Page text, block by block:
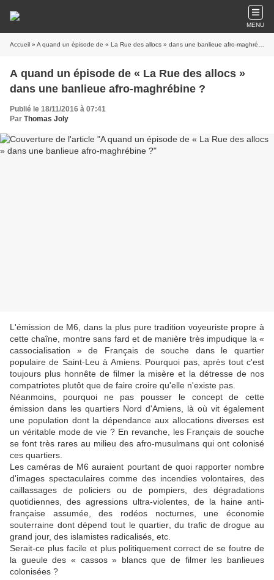
MENU
Accueil » A quand un épisode de « La Rue des allocs » dans une banlieue afro-maghrébine ?
A quand un épisode de « La Rue des allocs »
dans une banlieue afro-maghrébine ?
Publié le 18/11/2016 à 07:41
Par Thomas Joly
L'émission de M6, dans la plus pure tradition voyeuriste propre à
cette chaîne, montre sans fard et de manière très impudique la «
cassocialisation » de Français de souche dans le quartier
populaire de Saint-Leu à Amiens. Pourquoi pas, après tout c'est
toujours plus honnête de filmer la misère et la détresse de nos
compatriotes plutôt que de faire croire qu'elle n'existe pas.
Néanmoins, pourquoi ne pas pousser le concept de cette
émission dans les quartiers Nord d'Amiens, là où vit également
une population dont la dépendance aux allocations diverses est
un véritable mode de vie ? En revanche, les Français de souche
se font très rares au milieu des afro-musulmans qui ont colonisé
ces quartiers.
Les caméras de M6 auraient pourtant de quoi rapporter nombre
d'images spectaculaires comme des incendies volontaires, des
caillassages de policiers ou de pompiers, des dégradations
quotidiennes, des agressions ultra-violentes, de la haine anti-
française assumée, des rodéos nocturnes, une économie
souterraine dont dépend tout le quartier, du trafic de drogue au
grand jour, des islamistes radicalisés, etc.
Serait-ce plus facile et plus politiquement correct de se foutre de
la gueule des « cassos » blancs que de filmer les banlieues
colonisées ?